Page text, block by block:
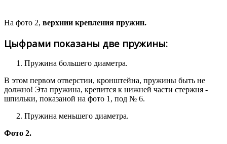
На фото 2, верхнии крепления пружин.
Цыфрами показаны две пружины:
Пружина большего диаметра.
В этом первом отверстии, кронштейна, пружины быть не
должно! Эта пружина, крепится к нижней части стержня -
шпильки, показаной на фото 1, под № 6.
Пружина меньшего диаметра.
Фото 2.